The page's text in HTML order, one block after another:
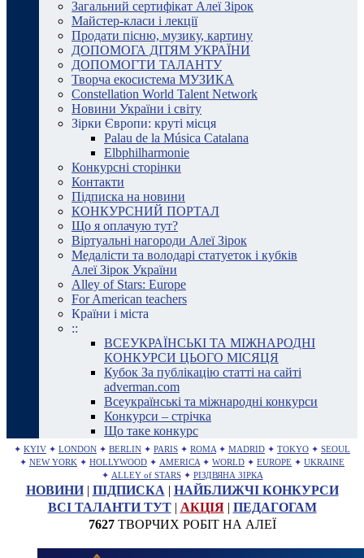
Загальний сертифікат Алеї Зірок
Майстер-класи і лекції
Продати пісню, музику, картину
ДОПОМОГА ДІТЯМ УКРАЇНИ
ДОПОМОГТИ ТАЛАНТУ
Творча екосистема МУЗИКА
Constellation World Talent Network
Новини України і світу
Зірки Європи: круті місця
Palau de la Música Catalana
Elbphilharmonie
Конкурсні сторінки
Контакти
Підписка на новини
КОНКУРСНИЙ ПОРТАЛ
Що я оплачую тут?
Віртуальні нагороди Алеї Зірок
Медалісти та володарі статуеток і кубків
Алеї Зірок України
Alley of Stars: Europe
For American teachers
Країни і міста
::
ВСЕУКРАЇНСЬКІ ТА МІЖНАРОДНІ
КОНКУРСИ ЦЬОГО МІСЯЦЯ
Кубок За публікацію статті на сайті
adverman.com
Всеукраїнські та міжнародні конкурси
Конкурси – стрічка
Що таке конкурс
✦ KYIV ✦ LONDON ✦ BERLIN ✦ PARIS ✦ ROMA ✦ MADRID ✦ TOKYO ✦ SEOUL
✦ NEW YORK ✦ HOLLYWOOD ✦ AMERICA ✦ WORLD ✦ EUROPE ✦ UKRAINE
✦ ALLEY of STARS ✦ РІЗДВЯНА ЗІРКА
НОВИНИ| ПІДПИСКА | НАЙБЛИЖЧІ КОНКУРСИ
ВСІ ТАЛАНТИ ТУТ| АКЦІЯ| ПЕДАГОГАМ
7627ТВОРЧИХ РОБІТ НА АЛЕЇ